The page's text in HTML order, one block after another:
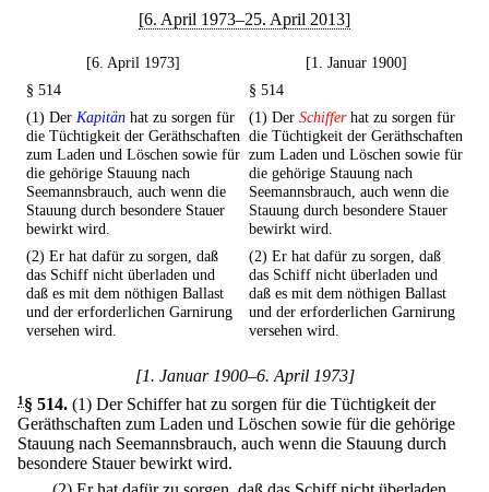
[6. April 1973–25. April 2013]
[6. April 1973]
[1. Januar 1900]
§ 514
§ 514
(1) Der Kapitän hat zu sorgen für
die Tüchtigkeit der Geräthschaften
zum Laden und Löschen sowie für
die gehörige Stauung nach
Seemannsbrauch, auch wenn die
Stauung durch besondere Stauer
bewirkt wird.
(1) Der Schifferhat zu sorgen für
die Tüchtigkeit der Geräthschaften
zum Laden und Löschen sowie für
die gehörige Stauung nach
Seemannsbrauch, auch wenn die
Stauung durch besondere Stauer
bewirkt wird.
(2) Er hat dafür zu sorgen, daß
das Schiff nicht überladen und
daß es mit dem nöthigen Ballast
und der erforderlichen Garnirung
versehen wird.
(2) Er hat dafür zu sorgen, daß
das Schiff nicht überladen und
daß es mit dem nöthigen Ballast
und der erforderlichen Garnirung
versehen wird.
[1. Januar 1900–6. April 1973]
1§ 514. (1) Der Schiffer hat zu sorgen für die Tüchtigkeit der
Geräthschaften zum Laden und Löschen sowie für die gehörige
Stauung nach Seemannsbrauch, auch wenn die Stauung durch
besondere Stauer bewirkt wird.